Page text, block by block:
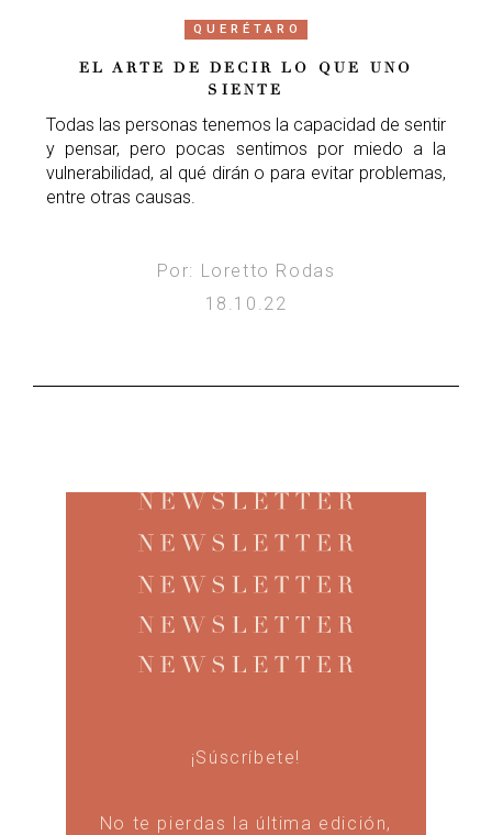
QUERÉTARO
EL ARTE DE DECIR LO QUE UNO
SIENTE
Todas las personas tenemos la capacidad de sentir
y pensar, pero pocas sentimos por miedo a la
vulnerabilidad, al qué dirán o para evitar problemas,
entre otras causas.
Por: Loretto Rodas
18.10.22
¡Súscríbete!
No te pierdas la última edición,